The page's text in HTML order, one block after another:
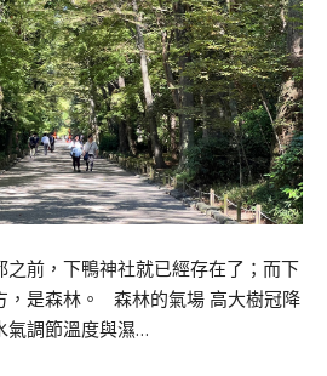
前，下鴨神社就已經存在了；而下
，是森林。 森林的氣場 高大樹冠降
氣調節溫度與濕…